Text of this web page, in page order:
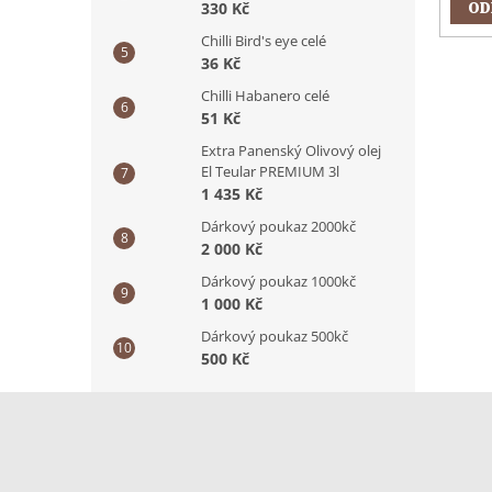
330 Kč
Chilli Bird's eye celé
36 Kč
Chilli Habanero celé
51 Kč
Extra Panenský Olivový olej
El Teular PREMIUM 3l
1 435 Kč
Dárkový poukaz 2000kč
2 000 Kč
Dárkový poukaz 1000kč
1 000 Kč
Dárkový poukaz 500kč
500 Kč